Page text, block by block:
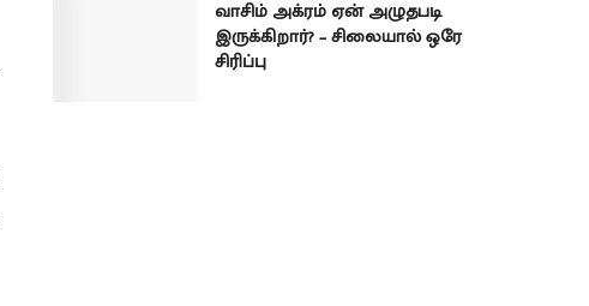
வாசிம் அக்ரம் ஏன் அழுதபடி
இருக்கிறார்? – சிலையால் ஒரே
சிரிப்பு